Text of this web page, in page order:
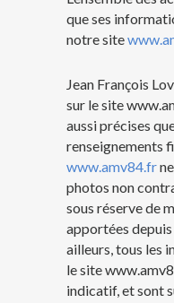
que ses
notre site
Jean François
sur le site
aussi précises
renseignements
www.amv84.fr
photos non
sous réserve de
apportées
ailleurs, tous les
le site
indicatif, et sont